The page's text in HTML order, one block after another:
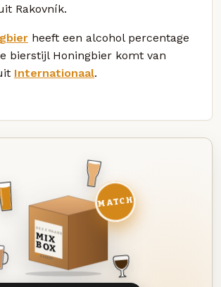
Rakovník.
heeft een alcohol percentage
bierstijl Honingbier komt van
Internationaal.
DEZE MAAND
MIX
BOX
8 BIEREN
MATCH